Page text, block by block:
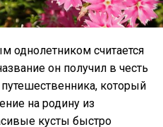
считается
он получил в честь
путешественника, который
на родину из
кусты быстро